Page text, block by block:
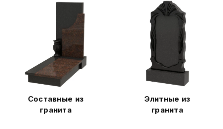
Составные из
гранита
Элитные из
гранита